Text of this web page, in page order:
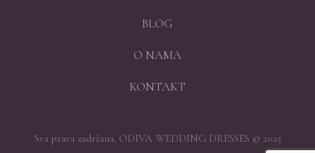
BLOG
O NAMA
KONTAKT
Sva prava zadržana. ODIVA WEDDING DRESSES © 2025